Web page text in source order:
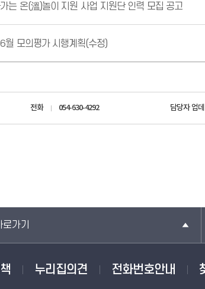
는 온(溫)놀이 지원 사업 지원단 인력 모집 공고
월 모의평가 시행계획(수정)
전화 054-630-4292 담당자 업
가기
누리집의견 전화번호안내